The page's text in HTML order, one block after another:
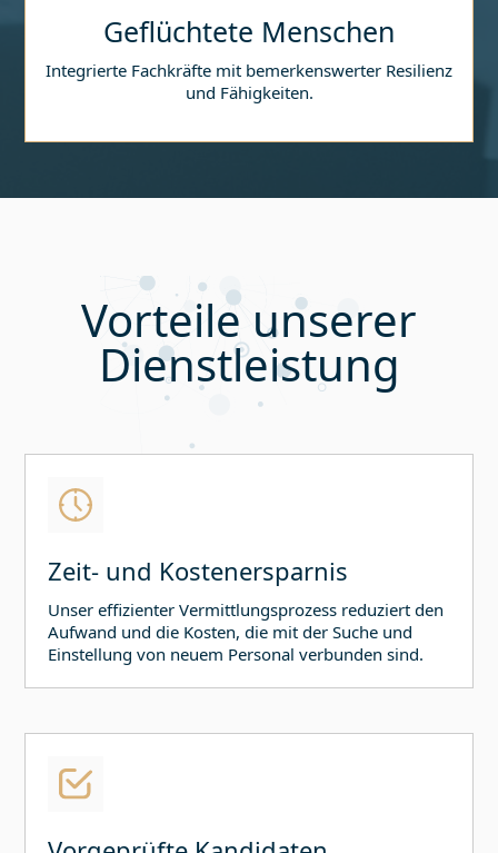
Geflüchtete Menschen
Integrierte Fachkräfte mit bemerkenswerter Resilienz
und Fähigkeiten.
Vorteile unserer
Dienstleistung
Zeit- und Kostenersparnis
Unser effizienter Vermittlungsprozess reduziert den
Aufwand und die Kosten, die mit der Suche und
Einstellung von neuem Personal verbunden sind.